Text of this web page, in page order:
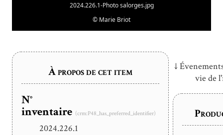
2024.226.1-Photo salorges.jpg
© Marie Briot
À propos de cet item
N°
inventaire (crm:P48_has_preferred_identifier)
2024.226.1
↓
vie de